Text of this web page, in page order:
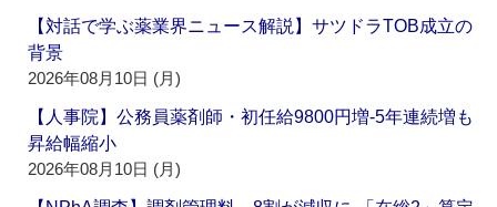
【対話で学ぶ薬業界ニュース解説】サツドラTOB成立の
背景
2026年08月10日 (月)
【人事院】公務員薬剤師・初任給9800円増‐5年連続増も
昇給幅縮小
2026年08月10日 (月)